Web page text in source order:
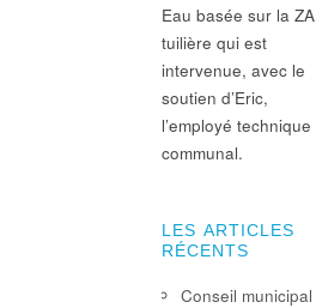
Eau basée sur la
tuilière qui est
intervenue, avec le
soutien d’Eric,
l’employé technique
communal.
LES ARTICLES
RÉCENTS
Conseil municipal